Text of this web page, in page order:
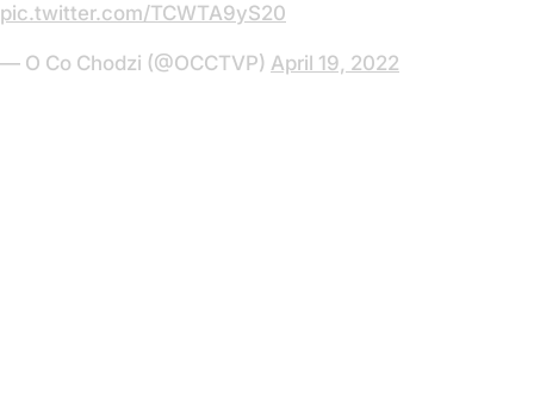
pic.twitter.com/TCWTA9yS20
— O Co Chodzi (@OCCTVP) April 19, 2022